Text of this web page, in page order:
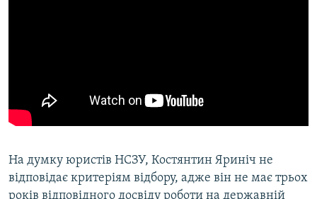
На думку юристів НСЗУ, Костянтин Яриніч не
відповідає критеріям відбору, адже він не має трьох
років відповідного досвіду роботи на державній